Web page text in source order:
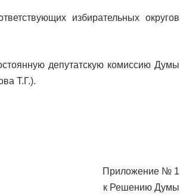
избирательных округов
депутатскую комиссию Думы
Т.Г.).
Приложение № 1
к Решению Думы